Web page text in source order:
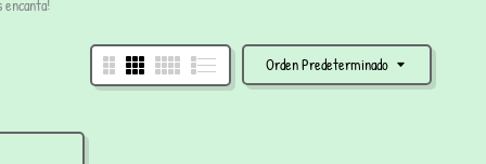
Orden Predeterminado